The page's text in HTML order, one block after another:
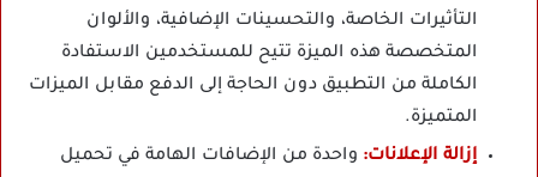
التأثيرات الخاصة، والتحسينات الإضافية، والألوان
المتخصصة هذه الميزة تتيح للمستخدمين الاستفادة
الكاملة من التطبيق دون الحاجة إلى الدفع مقابل الميزات
المتميزة.
إزالة الإعلانات: واحدة من الإضافات الهامة في تحميل